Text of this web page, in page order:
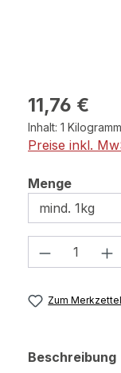
Regulärer Preis:
11,76 €
Inhalt: 1 Kilogramm
Preise inkl.
Menge
Produkt
Zum
Beschreibung